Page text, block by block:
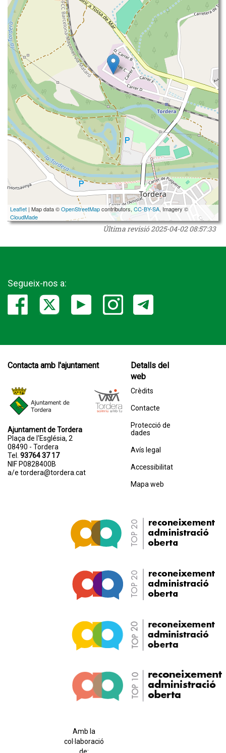
Leaflet | Map data ©OpenStreetMapcontributors, CC-BY-SA, Imagery ©
CloudMade
Última revisió2025-04-02 08:57:33
Segueix-nos a:
Contacta amb l'ajuntament
Ajuntament de Tordera
Plaça de l'Església, 2
08490 - Tordera
Tel. 93764 37 17
NIF P0828400B
a/e tordera@tordera.cat
Detalls del
web
Crèdits
Contacte
Protecció de
dades
Avís legal
Accessibilitat
Mapa web
Amb la
col·laboració